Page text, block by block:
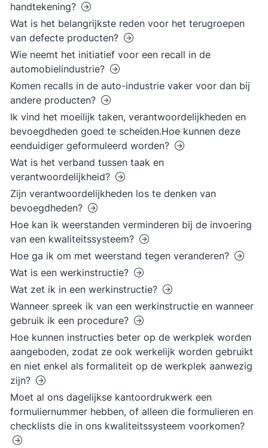
handtekening?
Wat is het belangrijkste reden voor het terugroepen
van defecte producten?
Wie neemt het initiatief voor een recall in de
automobielindustrie?
Komen recalls in de auto-industrie vaker voor dan bij
andere producten?
Ik vind het moeilijk taken, verantwoordelijkheden en
bevoegdheden goed te scheiden.Hoe kunnen deze
eenduidiger geformuleerd worden?
Wat is het verband tussen taak en
verantwoordelijkheid?
Zijn verantwoordelijkheden los te denken van
bevoegdheden?
Hoe kan ik weerstanden verminderen bij de invoering
van een kwaliteitssysteem?
Hoe ga ik om met weerstand tegen veranderen?
Wat is een werkinstructie?
Wat zet ik in een werkinstructie?
Wanneer spreek ik van een werkinstructie en wanneer
gebruik ik een procedure?
Hoe kunnen instructies beter op de werkplek worden
aangeboden, zodat ze ook werkelijk worden gebruikt
en niet enkel als formaliteit op de werkplek aanwezig
zijn?
Moet al ons dagelijkse kantoordrukwerk een
formuliernummer hebben, of alleen die formulieren en
checklists die in ons kwaliteitssysteem voorkomen?